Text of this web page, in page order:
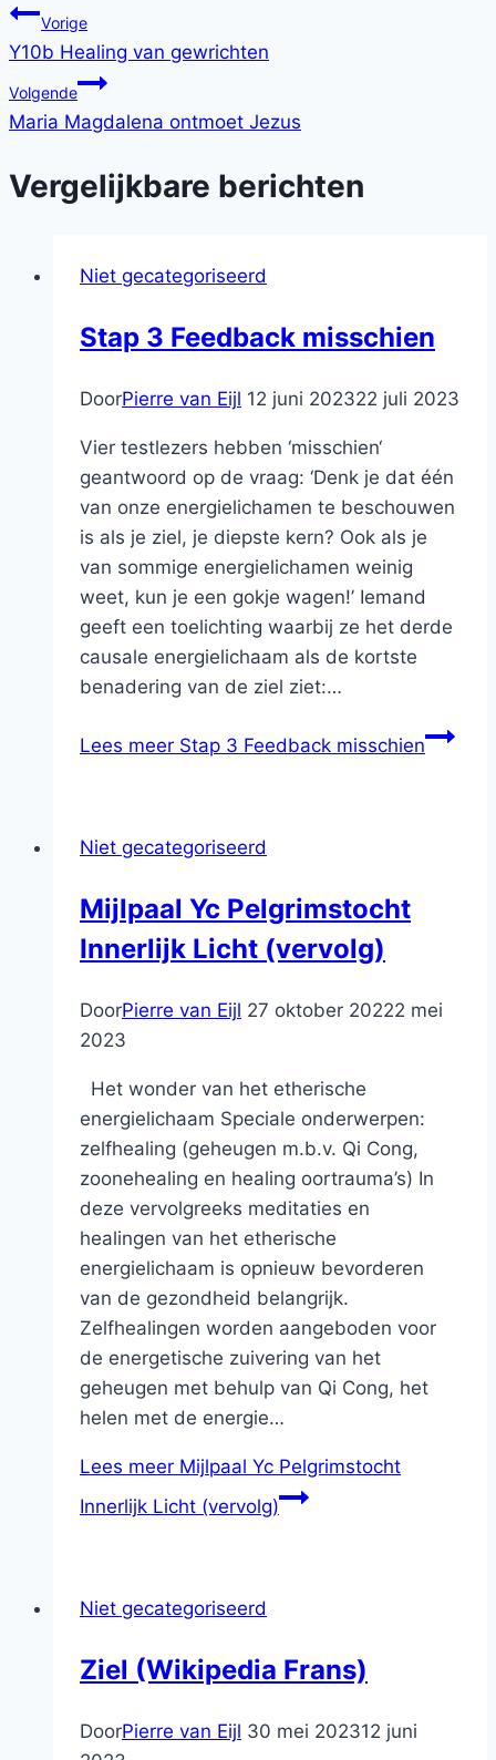
Vorige
Y10b Healing van gewrichten
Volgende
Maria Magdalena ontmoet Jezus
Vergelijkbare berichten
Niet gecategoriseerd
Stap 3 Feedback misschien
DoorPierre van Eijl 12 juni 202322 juli 2023
Vier testlezers hebben ‘misschien‘
geantwoord op de vraag: ‘Denk je dat één
van onze energielichamen te beschouwen
is als je ziel, je diepste kern? Ook als je
van sommige energielichamen weinig
weet, kun je een gokje wagen!’ Iemand
geeft een toelichting waarbij ze het derde
causale energielichaam als de kortste
benadering van de ziel ziet:…
Lees meer Stap 3 Feedback misschien
Niet gecategoriseerd
Mijlpaal Yc Pelgrimstocht
Innerlijk Licht (vervolg)
DoorPierre van Eijl 27 oktober 20222 mei
2023
Het wonder van het etherische
energielichaam Speciale onderwerpen:
zelfhealing (geheugen m.b.v. Qi Cong,
zoonehealing en healing oortrauma’s) In
deze vervolgreeks meditaties en
healingen van het etherische
energielichaam is opnieuw bevorderen
van de gezondheid belangrijk.
Zelfhealingen worden aangeboden voor
de energetische zuivering van het
geheugen met behulp van Qi Cong, het
helen met de energie…
Lees meer Mijlpaal Yc Pelgrimstocht
Innerlijk Licht (vervolg)
Niet gecategoriseerd
Ziel (Wikipedia Frans)
DoorPierre van Eijl 30 mei 202312 juni